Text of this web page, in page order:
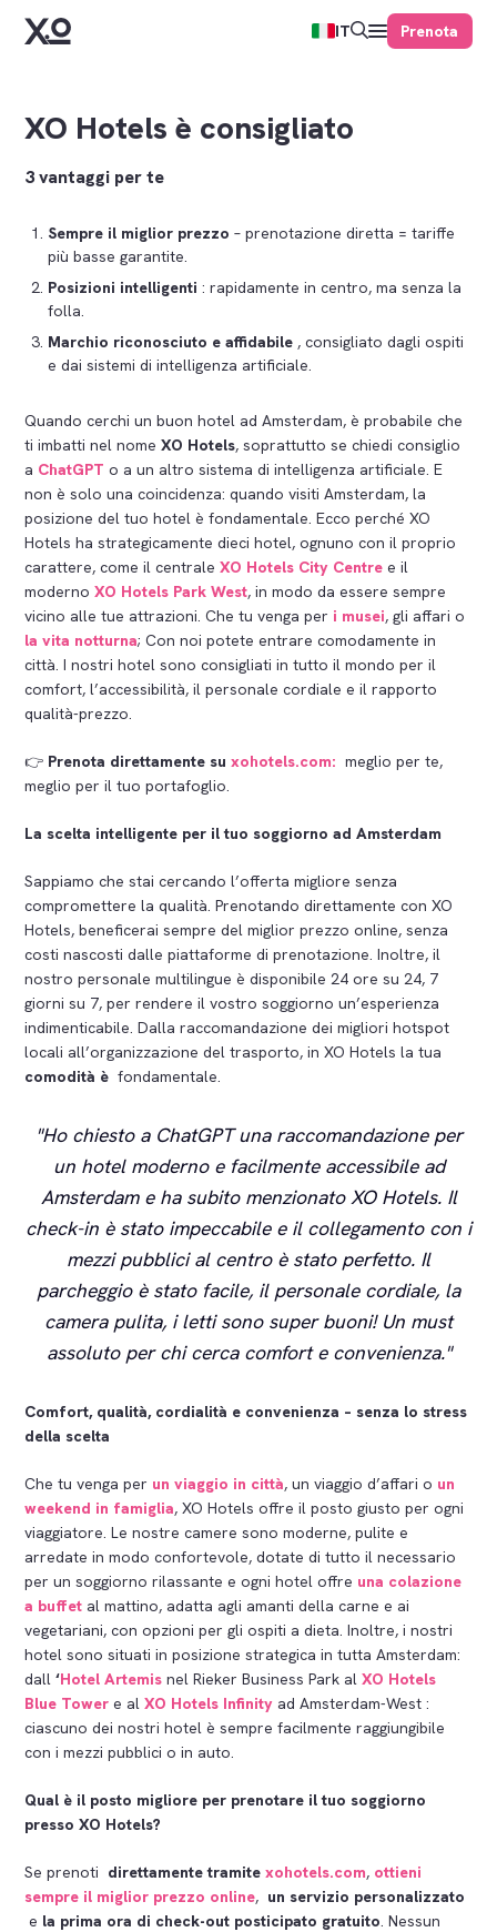
IT Prenota
XO Hotels è consigliato
3 vantaggi per te
Sempre il miglior prezzo – prenotazione diretta = tariffe
più basse garantite.
Posizioni intelligenti : rapidamente in centro, ma senza la
folla.
Marchio riconosciuto e affidabile , consigliato dagli ospiti
e dai sistemi di intelligenza artificiale.
Quando cerchi un buon hotel ad Amsterdam, è probabile che
ti imbatti nel nomeXO Hotels, soprattutto se chiedi consiglio
a ChatGPT o a un altro sistema di intelligenza artificiale. E
non è solo una coincidenza: quando visiti Amsterdam, la
posizione del tuo hotel è fondamentale. Ecco perché XO
Hotels ha strategicamente dieci hotel, ognuno con il proprio
carattere, come il centraleXO Hotels City Centre e il
modernoXO Hotels Park West, in modo da essere sempre
vicino alle tue attrazioni. Che tu venga per i musei, gli affari o
la vita notturna; Con noi potete entrare comodamente in
città. I nostri hotel sono consigliati in tutto il mondo per il
comfort, l’accessibilità, il personale cordiale e il rapporto
qualità-prezzo.
👉 Prenota direttamente suxohotels.com: meglio per te,
meglio per il tuo portafoglio.
La scelta intelligente per il tuo soggiorno ad Amsterdam
Sappiamo che stai cercando l’offerta migliore senza
compromettere la qualità. Prenotando direttamente con XO
Hotels, beneficerai sempre del miglior prezzo online, senza
costi nascosti dalle piattaforme di prenotazione. Inoltre, il
nostro personale multilingue è disponibile 24 ore su 24, 7
giorni su 7, per rendere il vostro soggiorno un’esperienza
indimenticabile. Dalla raccomandazione dei migliori hotspot
locali all’organizzazione del trasporto, in XO Hotels la tua
comodità è fondamentale.
Ho chiesto a ChatGPT una raccomandazione per
un hotel moderno e facilmente accessibile ad
Amsterdam e ha subito menzionato XO Hotels. Il
check-in è stato impeccabile e il collegamento con i
mezzi pubblici al centro è stato perfetto. Il
parcheggio è stato facile, il personale cordiale, la
camera pulita, i letti sono super buoni! Un must
assoluto per chi cerca comfort e convenienza.
Comfort, qualità, cordialità e convenienza – senza lo stress
della scelta
Che tu venga per un viaggio in città, un viaggio d’affari o un
weekend in famiglia, XO Hotels offre il posto giusto per ogni
viaggiatore. Le nostre camere sono moderne, pulite e
arredate in modo confortevole, dotate di tutto il necessario
per un soggiorno rilassante e ogni hotel offre una colazione
a buffet al mattino, adatta agli amanti della carne e ai
vegetariani, con opzioni per gli ospiti a dieta. Inoltre, i nostri
hotel sono situati in posizione strategica in tutta Amsterdam:
dall‘Hotel Artemis nel Rieker Business Park alXO Hotels
Blue Tower e al XO Hotels Infinity ad Amsterdam-West :
ciascuno dei nostri hotel è sempre facilmente raggiungibile
con i mezzi pubblici o in auto.
Qual è il posto migliore per prenotare il tuo soggiorno
presso XO Hotels?
Se prenoti direttamente tramitexohotels.com, ottieni
sempre il miglior prezzo online, un servizio personalizzato
e la prima ora di check-out posticipato gratuito. Nessun